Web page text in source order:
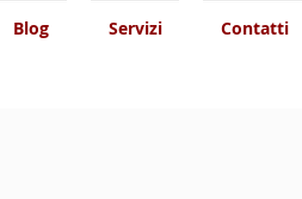
Blog Servizi Contatti